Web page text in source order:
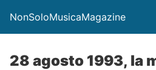
NonSoloMusicaMagazine
28 agosto 1993, la